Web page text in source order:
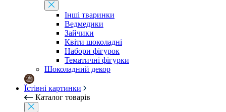
Інші тваринки
Ведмедики
Зайчики
Квіти шоколадні
Набори фігурок
Тематичні фігурки
Шоколадний декор
Їстівні картинки
Каталог товарів